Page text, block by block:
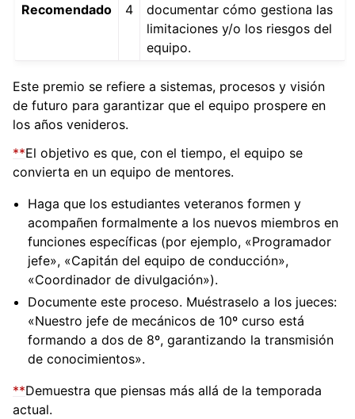
Recomendado 4
documentar cómo gestiona las
limitaciones y/o los riesgos del
equipo.
Este premio se refiere a sistemas, procesos y visión
de futuro para garantizar que el equipo prospere en
los años venideros.
**El objetivo es que, con el tiempo, el equipo se
convierta en un equipo de mentores.
Haga que los estudiantes veteranos formen y
acompañen formalmente a los nuevos miembros en
funciones específicas (por ejemplo, «Programador
jefe», «Capitán del equipo de conducción»,
«Coordinador de divulgación»).
Documente este proceso. Muéstraselo a los jueces:
«Nuestro jefe de mecánicos de 10º curso está
formando a dos de 8º, garantizando la transmisión
de conocimientos».
**Demuestra que piensas más allá de la temporada
actual.